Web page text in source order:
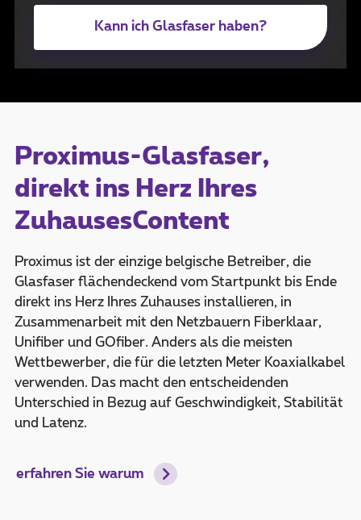
Kann ich Glasfaser haben?
Proximus-Glasfaser,
direkt ins Herz Ihres
ZuhausesContent
Proximus ist der einzige belgische Betreiber, die
Glasfaser flächendeckend vom Startpunkt bis Ende
direkt ins Herz Ihres Zuhauses installieren, in
Zusammenarbeit mit den Netzbauern Fiberklaar,
Unifiber und GOfiber. Anders als die meisten
Wettbewerber, die für die letzten Meter Koaxialkabel
verwenden. Das macht den entscheidenden
Unterschied in Bezug auf Geschwindigkeit, Stabilität
und Latenz.
erfahren Sie warum